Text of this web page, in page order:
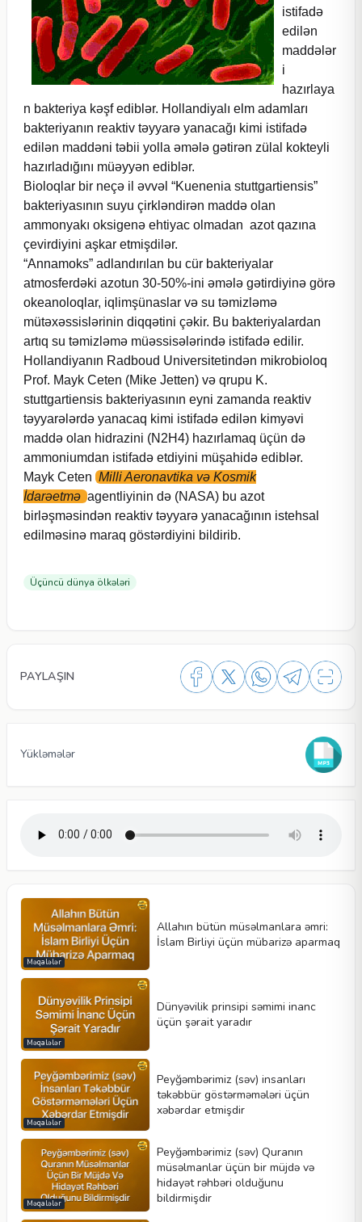
istifadə
edilən
maddələr
i
hazırlaya
n bakteriya kəşf ediblər. Hollandiyalı elm adamları
bakteriyanın reaktiv təyyarə yanacağı kimi istifadə
edilən maddəni təbii yolla əmələ gətirən zülal kokteyli
hazırladığını müəyyən ediblər.
Bioloqlar bir neçə il əvvəl “Kuenenia stuttgartiensis”
bakteriyasının suyu çirkləndirən maddə olan
ammonyakı oksigenə ehtiyac olmadan azot qazına
çevirdiyini aşkar etmişdilər.
“Annamoks” adlandırılan bu cür bakteriyalar
atmosferdəki azotun 30-50%-ini əmələ gətirdiyinə görə
okeanoloqlar, iqlimşünaslar və su təmizləmə
mütəxəssislərinin diqqətini çəkir. Bu bakteriyalardan
artıq su təmizləmə müəssisələrində istifadə edilir.
Hollandiyanın Radboud Universitetindən mikrobioloq
Prof. Mayk Ceten (Mike Jetten) və qrupu K.
stuttgartiensis bakteriyasının eyni zamanda reaktiv
təyyarələrdə yanacaq kimi istifadə edilən kimyəvi
maddə olan hidrazini (N2H4) hazırlamaq üçün də
ammoniumdan istifadə etdiyini müşahidə ediblər.
Mayk Ceten Milli Aeronavtika və Kosmik
İdarəetmə agentliyinin də (NASA) bu azot
birləşməsindən reaktiv təyyarə yanacağının istehsal
edilməsinə maraq göstərdiyini bildirib.
Üçüncü dünya ölkələri
PAYLAŞIN
Yükləmələr
Məqalələr
Allahın bütün müsəlmanlara əmri:
İslam Birliyi üçün mübarizə aparmaq
Məqalələr
Dünyəvilik prinsipi səmimi inanc
üçün şərait yaradır
Məqalələr
Peyğəmbərimiz (səv) insanları
təkəbbür göstərməmələri üçün
xəbərdar etmişdir
Məqalələr
Peyğəmbərimiz (səv) Quranın
müsəlmanlar üçün bir müjdə və
hidayət rəhbəri olduğunu
bildirmişdir